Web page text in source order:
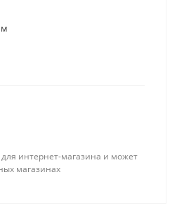
интернет-магазина и может
магазинах